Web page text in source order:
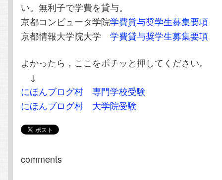
い。無利子で学費を貸与。
京都コンピュータ学院学費貸与奨学生募集要項
京都情報大学院大学学費貸与奨学生募集要項
よかったら，ここをポチッと押してください。
↓
にほんブログ村 専門学校受験
にほんブログ村 大学院受験
comments